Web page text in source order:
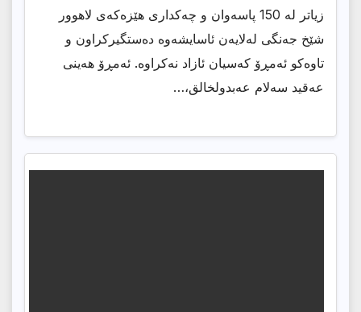
زیاتر لە 150 پاسەوان و چەکداری هێزەکەی لاهوور
شێخ جەنگی لەلایەن ئاسایشەوە دەستگیرکراون و
تاوەکو ئەمڕۆ کەسیان ئازاد نەکراوە. ئەمڕۆ هەینی
عەقید سەلام عەبدولخالق،…